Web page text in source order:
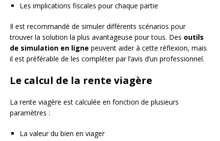
Les implications fiscales pour chaque partie
Il est recommandé de simuler différents scénarios pour
trouver la solution la plus avantageuse pour tous. Des outils
de simulation en ligne peuvent aider à cette réflexion, mais
il est préférable de les compléter par l’avis d’un professionnel.
Le calcul de la rente viagère
La rente viagère est calculée en fonction de plusieurs
paramètres :
La valeur du bien en viager